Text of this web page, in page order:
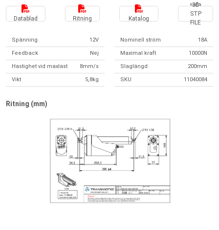
sida
Datablad
Ritning Katalog
3D
STP
FILE
Spänning 12V Nominell ström 18A
Feedback Nej Maximal kraft 10000N
Hastighet vid maxlast 8mm/s Slaglängd 200mm
Vikt 5,8kg SKU 11040084
Ritning (mm)